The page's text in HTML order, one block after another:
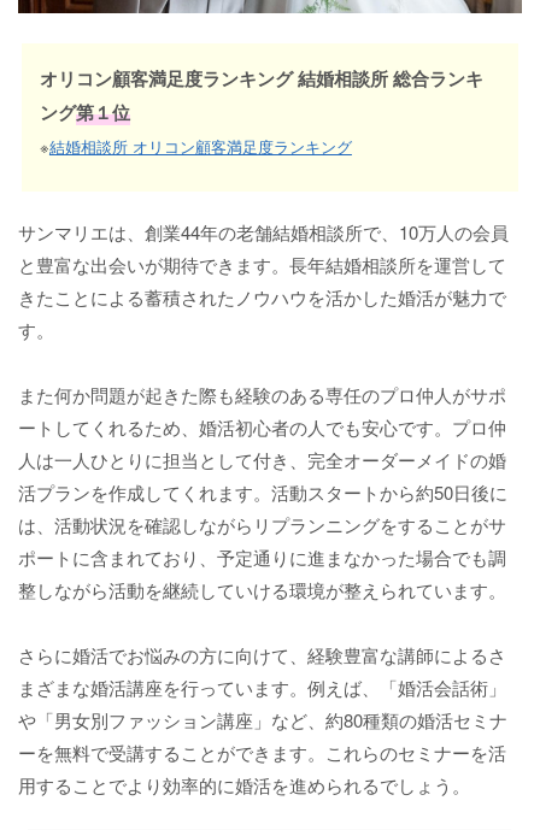
オリコン顧客満足度ランキング 結婚相談所 総合ランキ
ング第１位
※結婚相談所 オリコン顧客満足度ランキング
サンマリエは、創業44年の老舗結婚相談所で、10万人の会員
と豊富な出会いが期待できます。長年結婚相談所を運営して
きたことによる蓄積されたノウハウを活かした婚活が魅力で
す。
また何か問題が起きた際も経験のある専任のプロ仲人がサポ
ートしてくれるため、婚活初心者の人でも安心です。プロ仲
人は一人ひとりに担当として付き、完全オーダーメイドの婚
活プランを作成してくれます。活動スタートから約50日後に
は、活動状況を確認しながらリプランニングをすることがサ
ポートに含まれており、予定通りに進まなかった場合でも調
整しながら活動を継続していける環境が整えられています。
さらに婚活でお悩みの方に向けて、経験豊富な講師によるさ
まざまな婚活講座を行っています。例えば、「婚活会話術」
や「男女別ファッション講座」など、約80種類の婚活セミナ
ーを無料で受講することができます。これらのセミナーを活
用することでより効率的に婚活を進められるでしょう。